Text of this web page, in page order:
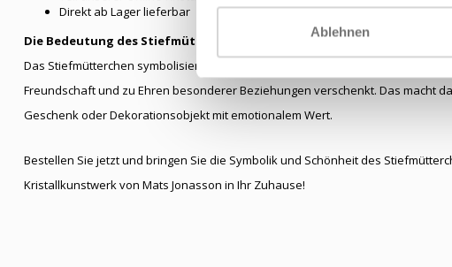
Ablehnen
Direkt ab Lager lieferbar
Die Bedeutung des Stiefmütterchens:
Das Stiefmütterchen symbolisiert
Freundschaft und zu Ehren besonderer Beziehungen verschenkt. Das macht
Geschenk oder Dekorationsobjekt mit emotionalem Wert.
Bestellen Sie jetzt und bringen Sie die Symbolik und Schönheit des
Kristallkunstwerk von Mats Jonasson in Ihr Zuhause!